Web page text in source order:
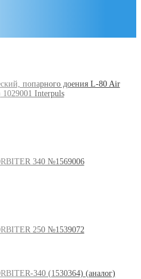
попарного доения L-80 Air
1029001 Interpuls
340 №1569006
250 №1539072
340 (1530364) (аналог)